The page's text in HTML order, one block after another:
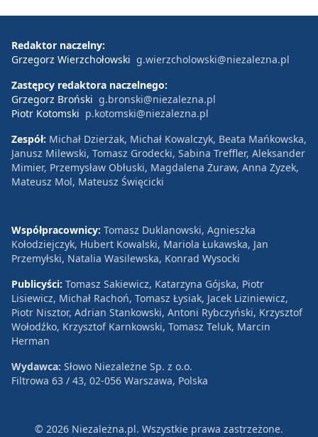
Redaktor naczelny:
Grzegorz Wierzchołowski g.wierzcholowski@niezalezna.pl
Zastępcy redaktora naczelnego:
Grzegorz Broński g.bronski@niezalezna.pl
Piotr Kotomski p.kotomski@niezalezna.pl
Zespół: Michał Dzierżak, Michał Kowalczyk, Beata Mańkowska,
Janusz Milewski, Tomasz Grodecki, Sabina Treffler, Aleksander
Mimier, Przemysław Obłuski, Magdalena Żuraw, Anna Zyzek,
Mateusz Mol, Mateusz Święcicki
Współpracownicy: Tomasz Duklanowski, Agnieszka
Kołodziejczyk, Hubert Kowalski, Mariola Łukawska, Jan
Przemyłski, Natalia Wasilewska, Konrad Wysocki
Publicyści: Tomasz Sakiewicz, Katarzyna Gójska, Piotr
Lisiewicz, Michał Rachoń, Tomasz Łysiak, Jacek Liziniewicz,
Piotr Nisztor, Adrian Stankowski, Antoni Rybczyński, Krzysztof
Wołodźko, Krzysztof Karnkowski, Tomasz Teluk, Marcin
Herman
Wydawca: Słowo Niezależne Sp. z o.o.
Filtrowa 63 / 43, 02-056 Warszawa, Polska
© 2026 Niezależna.pl. Wszystkie prawa zastrzeżone.